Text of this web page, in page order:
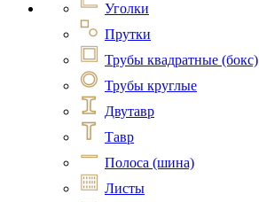
Уголки
Прутки
Трубы квадратные (бокс)
Трубы круглые
Двутавр
Тавр
Полоса (шина)
Листы